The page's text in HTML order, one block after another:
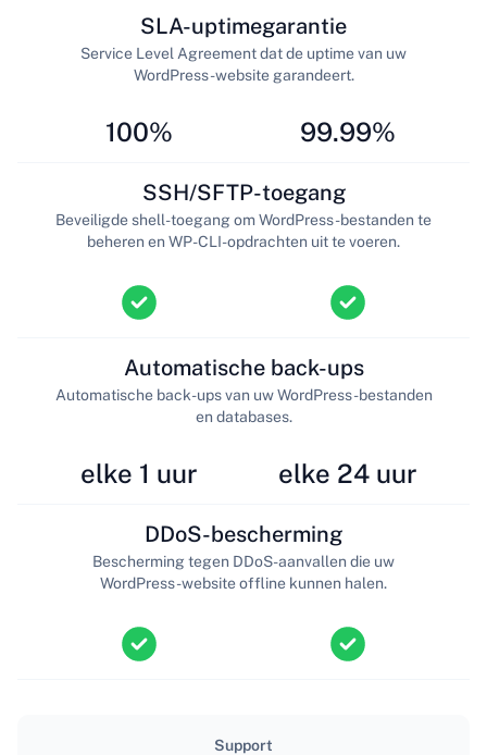
100%
SLA-uptimegarantie
Service Level Agreement dat de uptime van uw
WordPress-website garandeert.
99.99%
SSH/SFTP-toegang
Beveiligde shell-toegang om WordPress-bestanden te
beheren en WP-CLI-opdrachten uit te voeren.
elke 1 uur
Automatische back-ups
Automatische back-ups van uw WordPress-bestanden
en databases.
elke 24 uur
DDoS-bescherming
Bescherming tegen DDoS-aanvallen die uw
WordPress-website offline kunnen halen.
Support